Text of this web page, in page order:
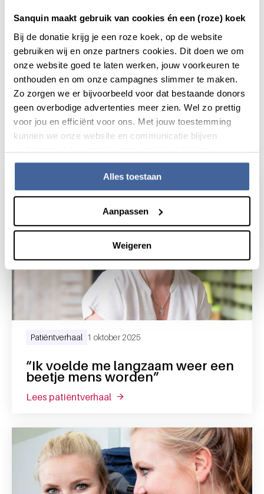
Sanquin maakt gebruik van cookies én een (roze) koek
Bij de donatie krijg je een roze koek, op de website
gebruiken wij en onze partners cookies. Dit doen we om
onze website goed te laten werken, jouw voorkeuren te
onthouden en om onze campagnes slimmer te maken.
Zo zorgen we er bijvoorbeeld voor dat bestaande donors
geen overbodige advertenties meer zien. Wel zo prettig
voor jou en efficiënt voor ons. Met jouw toestemming
kunnen we onze website en communicatie blijven
verbeteren. Lees meer in onze cookieverklaring.
Alles toestaan
Aanpassen
Weigeren
Deel dit bericht via:
Actueel
“Ik voelde me langzaam weer een
beetje mens worden”
Patiëntverhaal 1 oktober 2025
lees patiëntverhaal over “ik voelde me langzaam weer